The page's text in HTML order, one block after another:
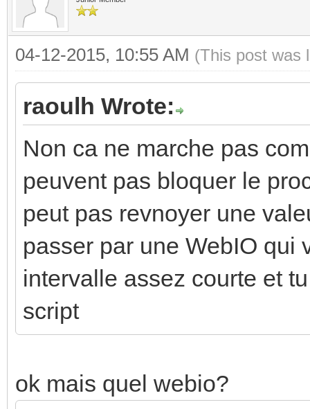
04-12-2015, 10:55 AM (This post was
raoulh Wrote:
Non ca ne marche pas
peuvent pas bloquer le
peut pas revnoyer une
passer par une WebIO qui
intervalle assez courte et
script
ok mais quel webio?